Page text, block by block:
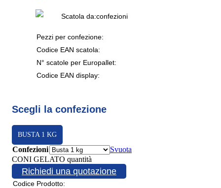
Scatola da:confezioni
Pezzi per confezione:
Codice EAN scatola:
N° scatole per Europallet:
Codice EAN display:
Scegli la confezione
BUSTA 1 KG
Confezioni
Svuota
CONI GELATO quantità
Richiedi una quotazione
Codice Prodotto: